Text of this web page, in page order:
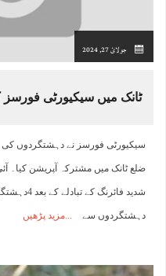
جولائ 27, 2024
ٹانک میں سیکیورٹی فورسز کا
سیکیورٹی فورسز نے دہشتگردوں کی
ضلع ٹانک میں مشترکہ آپریشن کیا۔
شدید
دہشتگردوں سے مزید پڑھیں